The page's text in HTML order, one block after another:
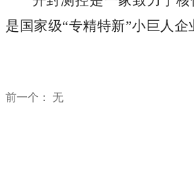
是国家级“专精特新”小巨人企
前一个： 无